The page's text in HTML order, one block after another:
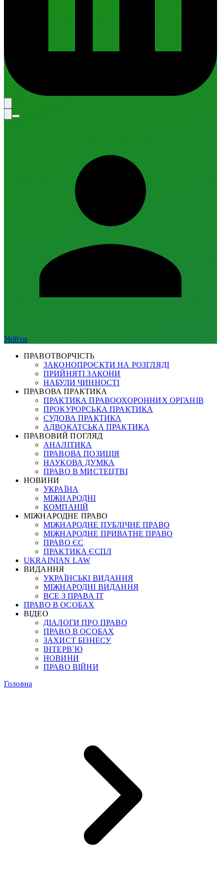
Увійти
ПРАВОТВОРЧІСТЬ
ЗАКОНОПРОЄКТИ НА РОЗГЛЯДІ
ПРИЙНЯТІ ЗАКОНИ
НАБУЛИ ЧИННОСТІ
ПРАВОВА ПРАКТИКА
ПРАКТИКА ПРАВООХОРОННИХ ОРГАНІВ
ПРОКУРОРСЬКА ПРАКТИКА
СУДОВА ПРАКТИКА
АДВОКАТСЬКА ПРАКТИКА
ПРАВОВИЙ ПОГЛЯД
АНАЛІТИКА
ПРАВОВА ПОЗИЦІЯ
НАУКОВА ДУМКА
ПРАВО В МИСТЕЦТВІ
НОВИНИ
УКРАЇНА
МІЖНАРОДНІ
КОМПАНІЙ
МІЖНАРОДНЕ ПРАВО
МІЖНАРОДНЕ ПУБЛІЧНЕ ПРАВО
МІЖНАРОДНЕ ПРИВАТНЕ ПРАВО
ПРАВО ЄС
ПРАКТИКА ЄСПЛ
UKRAINIAN LAW
ВИДАННЯ
УКРАЇНСЬКІ ВИДАННЯ
МІЖНАРОДНІ ВИДАННЯ
ВСЕ З ПРАВА ІТ
ПРАВО В ОСОБАХ
ВІДЕО
ДІАЛОГИ ПРО ПРАВО
ПРАВО В ОСОБАХ
ЗАХИСТ БІЗНЕСУ
ІНТЕРВ`Ю
НОВИНИ
ПРАВО ВІЙНИ
Головна